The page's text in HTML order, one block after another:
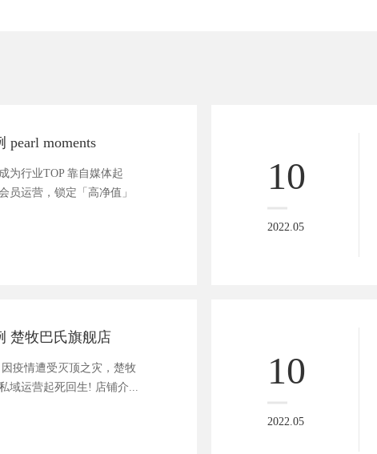
pearl moments
为行业TOP 靠自媒体起
员运营，锁定「高净值」
10
2022.05
楚牧巴氏旗舰店
疫情遭受灭顶之灾，楚牧
域运营起死回生! 店铺介...
10
2022.05